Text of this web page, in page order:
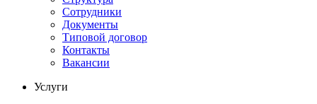
Сотрудники
Документы
Типовой договор
Контакты
Вакансии
Услуги